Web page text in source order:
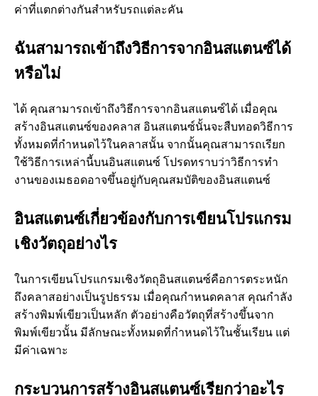
ค่าที่แตกต่างกันสําหรับรถแต่ละคัน
ฉันสามารถเข้าถึงวิธีการจากอินสแตนซ์ได้
หรือไม่
ได้ คุณสามารถเข้าถึงวิธีการจากอินสแตนซ์ได้ เมื่อคุณ
สร้างอินสแตนซ์ของคลาส อินสแตนซ์นั้นจะสืบทอดวิธีการ
ทั้งหมดที่กําหนดไว้ในคลาสนั้น จากนั้นคุณสามารถเรียก
ใช้วิธีการเหล่านี้บนอินสแตนซ์ โปรดทราบว่าวิธีการทํา
งานของเมธอดอาจขึ้นอยู่กับคุณสมบัติของอินสแตนซ์
อินสแตนซ์เกี่ยวข้องกับการเขียนโปรแกรม
เชิงวัตถุอย่างไร
ในการเขียนโปรแกรมเชิงวัตถุอินสแตนซ์คือการตระหนัก
ถึงคลาสอย่างเป็นรูปธรรม เมื่อคุณกําหนดคลาส คุณกําลัง
สร้างพิมพ์เขียวเป็นหลัก ตัวอย่างคือวัตถุที่สร้างขึ้นจาก
พิมพ์เขียวนั้น มีลักษณะทั้งหมดที่กําหนดไว้ในชั้นเรียน แต่
มีค่าเฉพาะ
กระบวนการสร้างอินสแตนซ์เรียกว่าอะไร